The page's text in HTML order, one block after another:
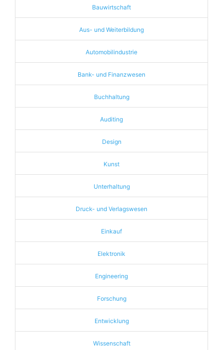
Bauwirtschaft
Aus- und Weiterbildung
Automobilindustrie
Bank- und Finanzwesen
Buchhaltung
Auditing
Design
Kunst
Unterhaltung
Druck- und Verlagswesen
Einkauf
Elektronik
Engineering
Forschung
Entwicklung
Wissenschaft